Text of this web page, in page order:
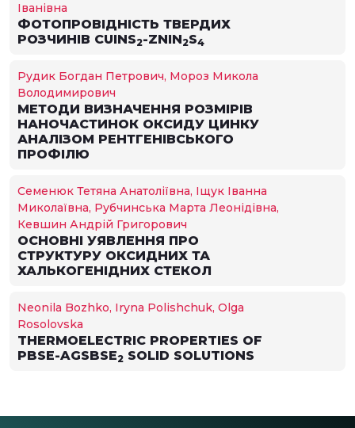
Іванівна
ФОТОПРОВІДНІСТЬ ТВЕРДИХ
РОЗЧИНІВ CUINS2-ZNIN2S4
Рудик Богдан Петрович, Мороз Микола
Володимирович
МЕТОДИ ВИЗНАЧЕННЯ РОЗМІРІВ
НАНОЧАСТИНОК ОКСИДУ ЦИНКУ
АНАЛІЗОМ РЕНТГЕНІВСЬКОГО
ПРОФІЛЮ
Семенюк Тетяна Анатоліївна, Іщук Іванна
Миколаївна, Рубчинська Марта Леонідівна,
Кевшин Андрій Григорович
ОСНОВНІ УЯВЛЕННЯ ПРО
СТРУКТУРУ ОКСИДНИХ ТА
ХАЛЬКОГЕНІДНИХ СТЕКОЛ
Neonila Bozhko, Iryna Polishchuk, Olga
Rosolovska
THERMOELECTRIC PROPERTIES OF
PBSE-AGSBSE2 SOLID SOLUTIONS